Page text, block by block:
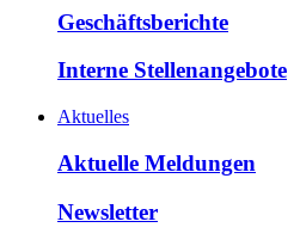
Geschäftsberichte
Interne Stellenangebote
Aktuelles
Aktuelle Meldungen
Newsletter